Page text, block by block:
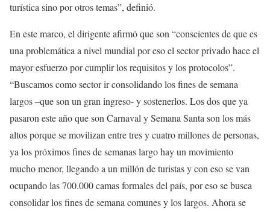
turística sino por otros temas”, definió.
En este marco, el dirigente afirmó que son “conscientes de que es
una problemática a nivel mundial por eso el sector privado hace el
mayor esfuerzo por cumplir los requisitos y los protocolos”.
“Buscamos como sector ir consolidando los fines de semana
largos –que son un gran ingreso- y sostenerlos. Los dos que ya
pasaron este año que son Carnaval y Semana Santa son los más
altos porque se movilizan entre tres y cuatro millones de personas,
ya los próximos fines de semanas largo hay un movimiento
mucho menor, llegando a un millón de turistas y con eso se van
ocupando las 700.000 camas formales del país, por eso se busca
consolidar los fines de semana comunes y los largos. Ahora se